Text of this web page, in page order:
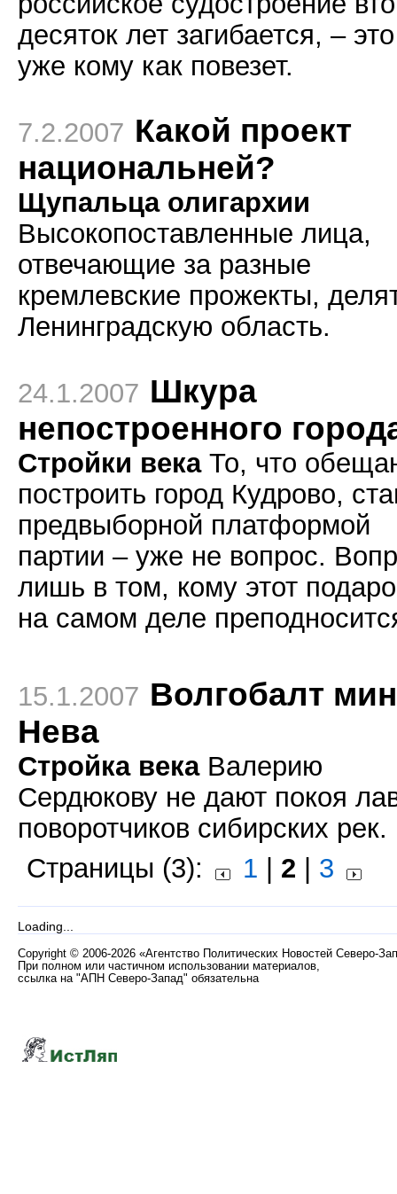
десяток лет загибается, – это
уже кому как повезет.
7.2.2007 Какой проект
национальней?
Щупальца олигархии
Высокопоставленные лица,
отвечающие за разные
кремлевские прожекты,
Ленинградскую область.
24.1.2007 Шкура
непостроенного
Стройки века То, что
построить город Кудрово,
предвыборной платформой
партии – уже не вопрос.
лишь в том, кому этот
на самом деле
15.1.2007 Волгобалт
Нева
Стройка векаВалерию
Сердюкову не дают покоя
поворотчиков сибирских рек.
Страницы (3):
1 | 2 | 3
Loading...
Copyright © 2006-2026 «Агентство Политических Новостей Северо-
При полном или частичном использовании материалов,
ссылка на "АПН Северо-Запад" обязательна